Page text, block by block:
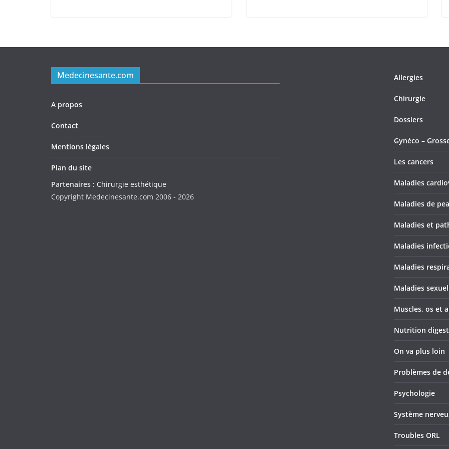
Medecinesante.com
A propos
Contact
Mentions légales
Plan du site
Partenaires : Chirurgie esthétique
Copyright Medecinesante.com 2006 - 2026
Allergies
Chirurgie
Dossiers
Gynéco –
Les cancers
Maladies
Maladies de
Maladies et
Maladies
Maladies
Maladies
Muscles, os et
Nutrition
On va plus loin
Problèmes de
Psychologie
Système
Troubles ORL